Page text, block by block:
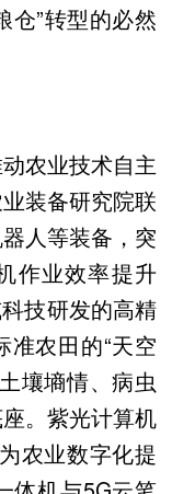
仓”转型的必然
农业技术自主
装备研究院联
人等装备，突
作业效率提升
技研发的高精
准农田的“天空
壤墒情、病虫
。紫光计算机
农业数字化提